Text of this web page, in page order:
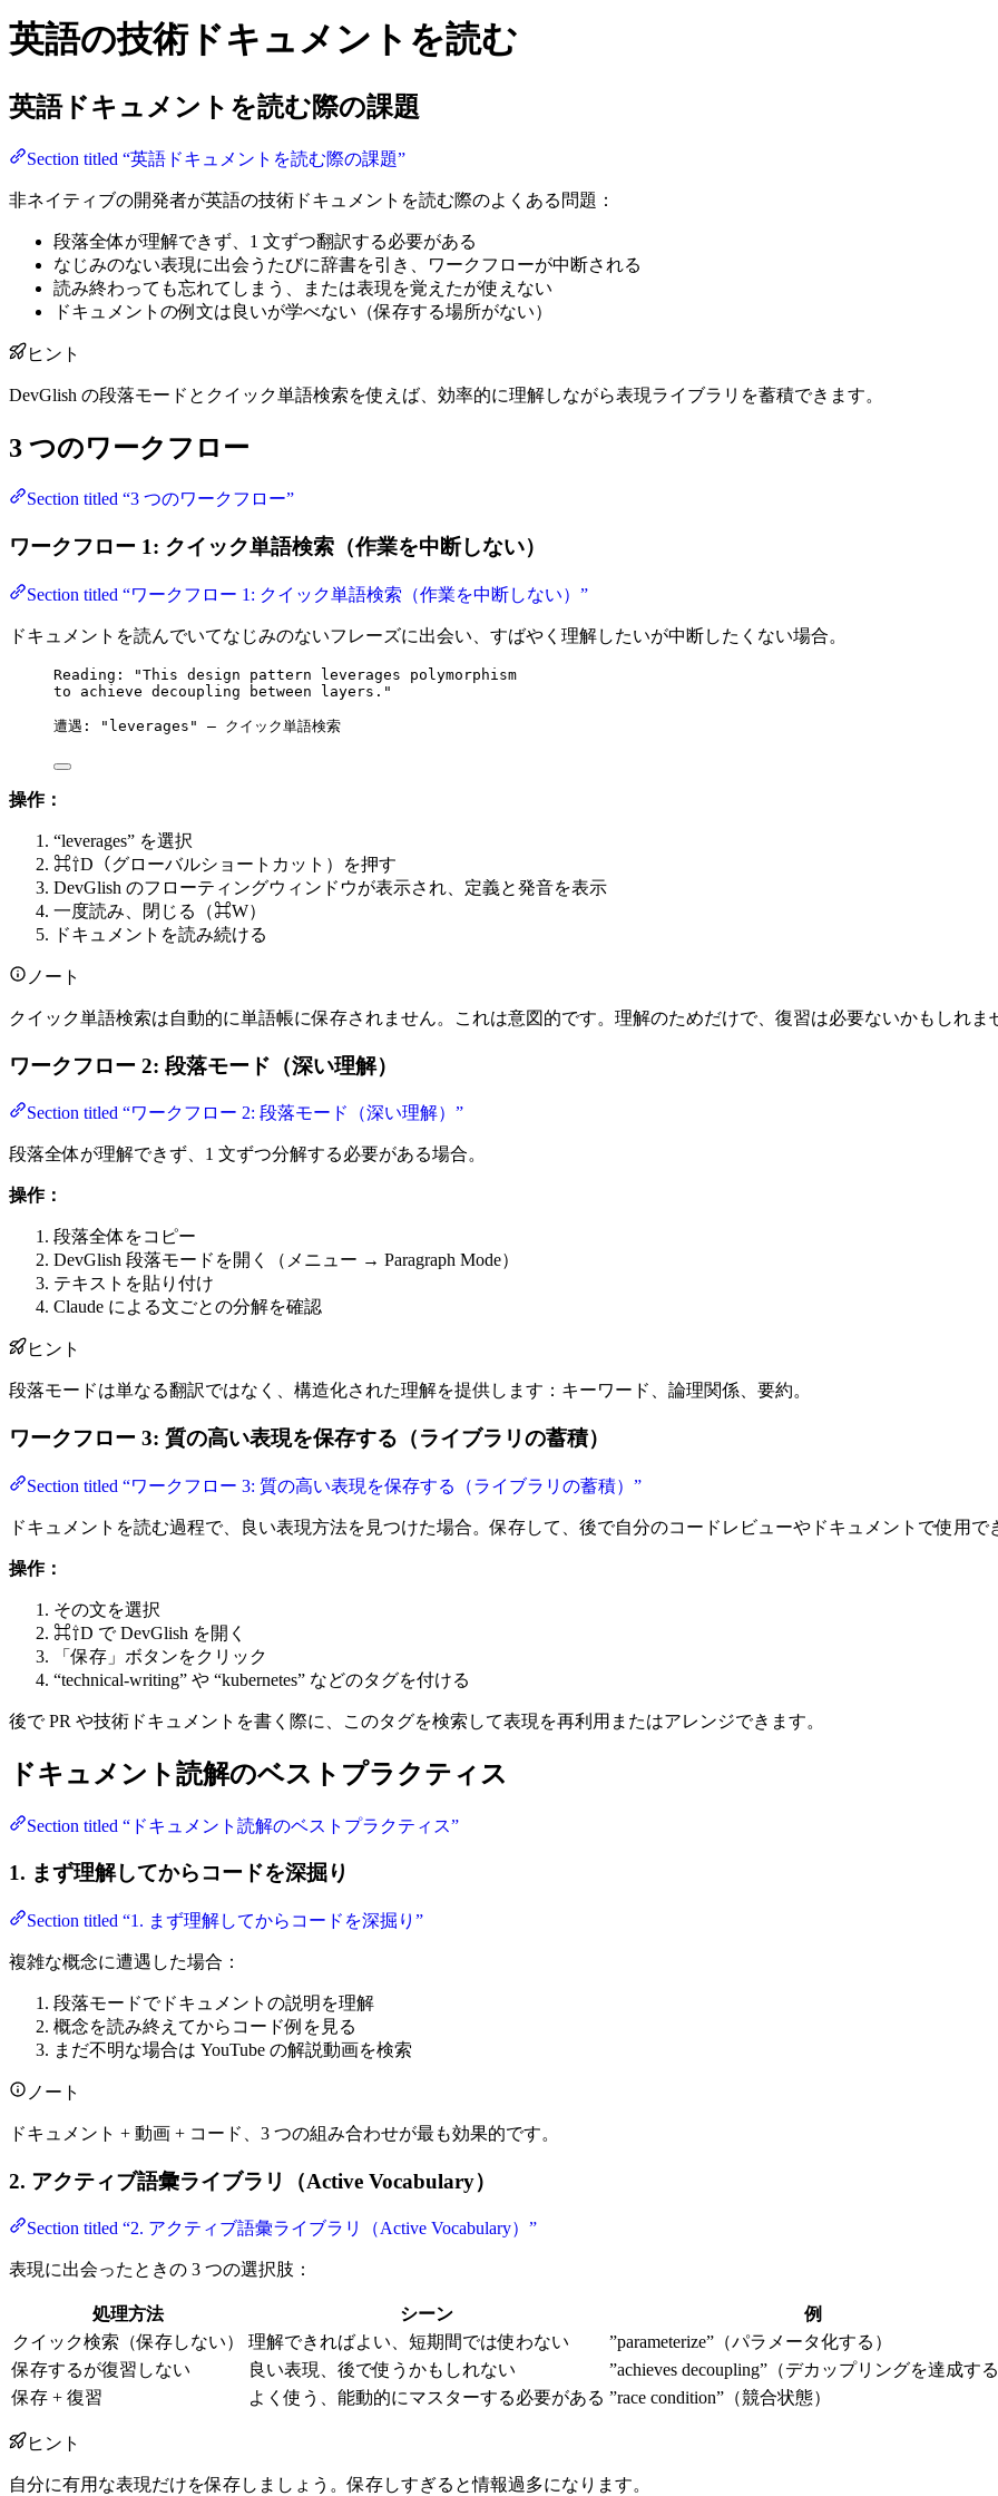
英語の技術ドキュメントを読む
英語ドキュメントを読む際の課題
Section titled “英語ドキュメントを読む際の課題”
非ネイティブの開発者が英語の技術ドキュメントを読む際のよくある問題：
段落全体が理解できず、1 文ずつ翻訳する必要がある
なじみのない表現に出会うたびに辞書を引き、ワークフローが中断される
読み終わっても忘れてしまう、または表現を覚えたが使えない
ドキュメントの例文は良いが学べない（保存する場所がない）
ヒント
DevGlish の段落モードとクイック単語検索を使えば、効率的に理解しながら表現ライブラリを蓄積できます。
3 つのワークフロー
Section titled “3 つのワークフロー”
ワークフロー 1: クイック単語検索（作業を中断しない）
Section titled “ワークフロー 1: クイック単語検索（作業を中断しない）”
ドキュメントを読んでいてなじみのないフレーズに出会い、すばやく理解したいが中断したくない場合。
Reading: "This design pattern leverages polymorphism
to achieve decoupling between layers."
遭遇: "leverages" — クイック単語検索
操作：
“leverages” を選択
⌘⇧D（グローバルショートカット）を押す
DevGlish のフローティングウィンドウが表示され、定義と発音を表示
一度読み、閉じる（⌘W）
ドキュメントを読み続ける
ノート
クイック単語検索は自動的に単語帳に保存されません。これは意図的です。理解のためだけで、復習は必要ないかもしれま
ワークフロー 2: 段落モード（深い理解）
Section titled “ワークフロー 2: 段落モード（深い理解）”
段落全体が理解できず、1 文ずつ分解する必要がある場合。
操作：
段落全体をコピー
DevGlish 段落モードを開く（メニュー → Paragraph Mode）
テキストを貼り付け
Claude による文ごとの分解を確認
ヒント
段落モードは単なる翻訳ではなく、構造化された理解を提供します：キーワード、論理関係、要約。
ワークフロー 3: 質の高い表現を保存する（ライブラリの蓄積）
Section titled “ワークフロー 3: 質の高い表現を保存する（ライブラリの蓄積）”
ドキュメントを読む過程で、良い表現方法を見つけた場合。保存して、後で自分のコードレビューやドキュメントで使用で
操作：
その文を選択
⌘⇧D で DevGlish を開く
「保存」ボタンをクリック
“technical-writing” や “kubernetes” などのタグを付ける
後で PR や技術ドキュメントを書く際に、このタグを検索して表現を再利用またはアレンジできます。
ドキュメント読解のベストプラクティス
Section titled “ドキュメント読解のベストプラクティス”
1. まず理解してからコードを深掘り
Section titled “1. まず理解してからコードを深掘り”
複雑な概念に遭遇した場合：
段落モードでドキュメントの説明を理解
概念を読み終えてからコード例を見る
まだ不明な場合は YouTube の解説動画を検索
ノート
ドキュメント + 動画 + コード、3 つの組み合わせが最も効果的です。
2. アクティブ語彙ライブラリ（Active Vocabulary）
Section titled “2. アクティブ語彙ライブラリ（Active Vocabulary）”
表現に出会ったときの 3 つの選択肢：
処理方法 シーン
例
クイック検索（保存しない）
理解できればよい、短期間では使わない
”parameterize”（パラメータ化する）
保存するが復習しない
良い表現、後で使うかもしれない
”achieves decoupling”（デカップリングを達成す
保存 + 復習
よく使う、能動的にマスターする必要がある ”race condition”（競合状態）
ヒント
自分に有用な表現だけを保存しましょう。保存しすぎると情報過多になります。